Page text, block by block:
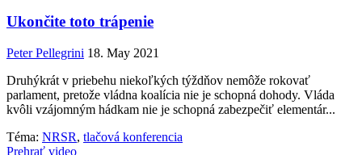
Ukončite toto trápenie
Peter Pellegrini 18. May 2021
Druhýkrát v priebehu niekoľkých týždňov nemôže rokovať
parlament, pretože vládna koalícia nie je schopná dohody. Vláda
kvôli vzájomným hádkam nie je schopná zabezpečiť elementár...
Téma: NRSR, tlačová konferencia
Prehrať video